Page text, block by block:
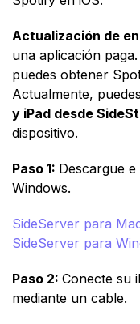
Actualización de
una aplicación
puedes obtener
Actualmente, puedes
y iPad desde
dispositivo.
Paso 1: Descargue
Windows.
SideServer para
SideServer para
Paso 2: Conecte su
mediante un cable.